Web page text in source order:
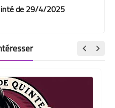
de 29/4/2025